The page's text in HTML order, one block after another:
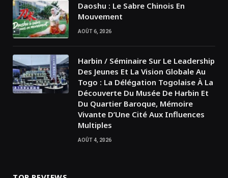
Daoshu : Le Sabre Chinois En
Mouvement
AOÛT 6, 2026
Harbin / Séminaire Sur Le Leadership
Des Jeunes Et La Vision Globale Au
Togo : La Délégation Togolaise À La
Découverte Du Musée De Harbin Et
Du Quartier Baroque, Mémoire
Vivante D’Une Cité Aux Influences
Multiples
AOÛT 4, 2026